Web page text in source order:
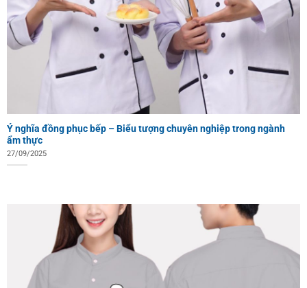
Ý nghĩa đồng phục bếp – Biểu tượng chuyên nghiệp trong ngành
ẩm thực
27/09/2025